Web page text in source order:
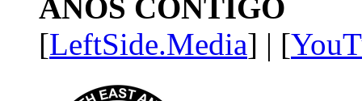
AÑOS CONTIGO
[LeftSide.Media] | [